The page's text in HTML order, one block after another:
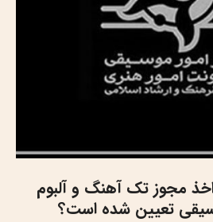
مجوز تک آهنگ و آلبوم
تعیین شده است؟